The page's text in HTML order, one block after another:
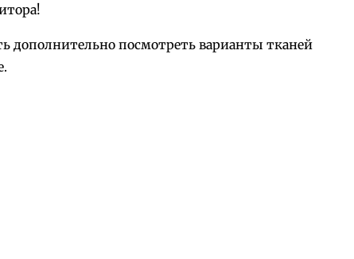
дополнительно посмотреть варианты тканей